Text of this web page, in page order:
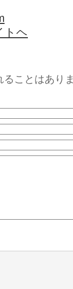
トヘ
ることはあり